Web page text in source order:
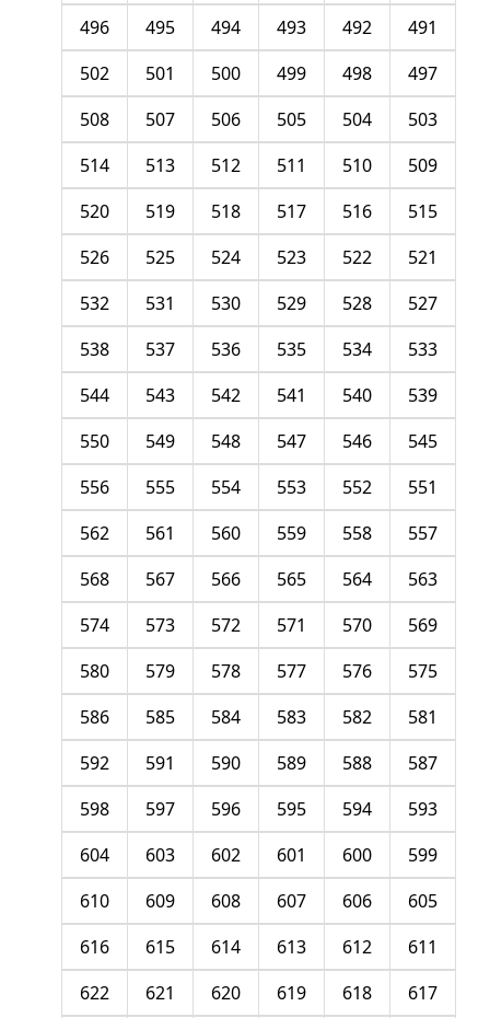
491
492
493
494
495
496
497
498
499
500
501
502
503
504
505
506
507
508
509
510
511
512
513
514
515
516
517
518
519
520
521
522
523
524
525
526
527
528
529
530
531
532
533
534
535
536
537
538
539
540
541
542
543
544
545
546
547
548
549
550
551
552
553
554
555
556
557
558
559
560
561
562
563
564
565
566
567
568
569
570
571
572
573
574
575
576
577
578
579
580
581
582
583
584
585
586
587
588
589
590
591
592
593
594
595
596
597
598
599
600
601
602
603
604
605
606
607
608
609
610
611
612
613
614
615
616
617
618
619
620
621
622